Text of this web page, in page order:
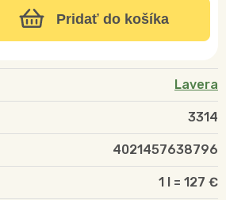
Pridať do košíka
Lavera
3314
4021457638796
1 l = 127 €